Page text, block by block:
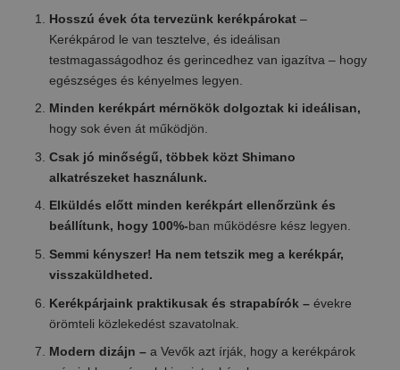
Hosszú évek óta tervezünk kerékpárokat –
Kerékpárod le van tesztelve, és ideálisan
testmagasságodhoz és gerincedhez van igazítva – hogy
egészséges és kényelmes legyen.
Minden kerékpárt mérnökök dolgoztak ki ideálisan,
hogy sok éven át működjön.
Csak jó minőségű, többek közt Shimano
alkatrészeket használunk.
Elküldés előtt minden kerékpárt ellenőrzünk és
beállítunk, hogy 100%-ban működésre kész legyen.
Semmi kényszer! Ha nem tetszik meg a kerékpár,
visszaküldheted.
Kerékpárjaink praktikusak és strapabírók – évekre
örömteli közlekedést szavatolnak.
Modern dizájn – a Vevők azt írják, hogy a kerékpárok